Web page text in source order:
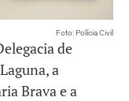
Foto: Polícia Civil
de
a
Brava e a